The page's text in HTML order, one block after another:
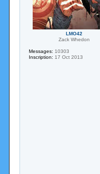
LMO42
Zack Whedon
Messages: 10303
Inscription: 17 Oct 2013